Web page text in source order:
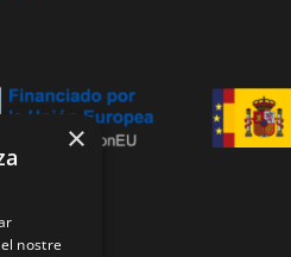
×
nostre